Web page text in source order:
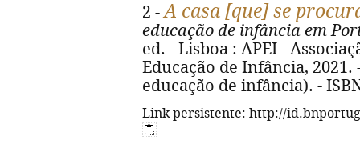
2 -A casa [que] se
educação de infância em
ed. - Lisboa : APEI -
Educação de Infância, 2021.
educação de infância). -
Link persistente: http://